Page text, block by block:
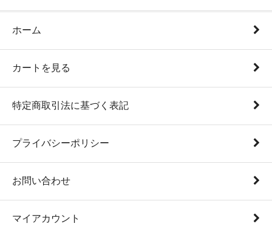
ホーム
カートを見る
特定商取引法に基づく表記
プライバシーポリシー
お問い合わせ
マイアカウント